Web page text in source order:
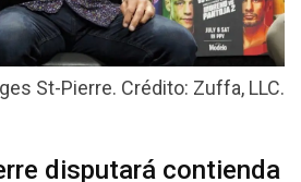
St-Pierre. Crédito: Zuffa, LLC.
disputará contienda